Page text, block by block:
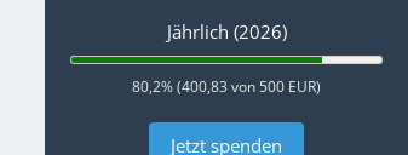
Jährlich (2026)
80,2% (400,83 von 500 EUR)
Jetzt spenden